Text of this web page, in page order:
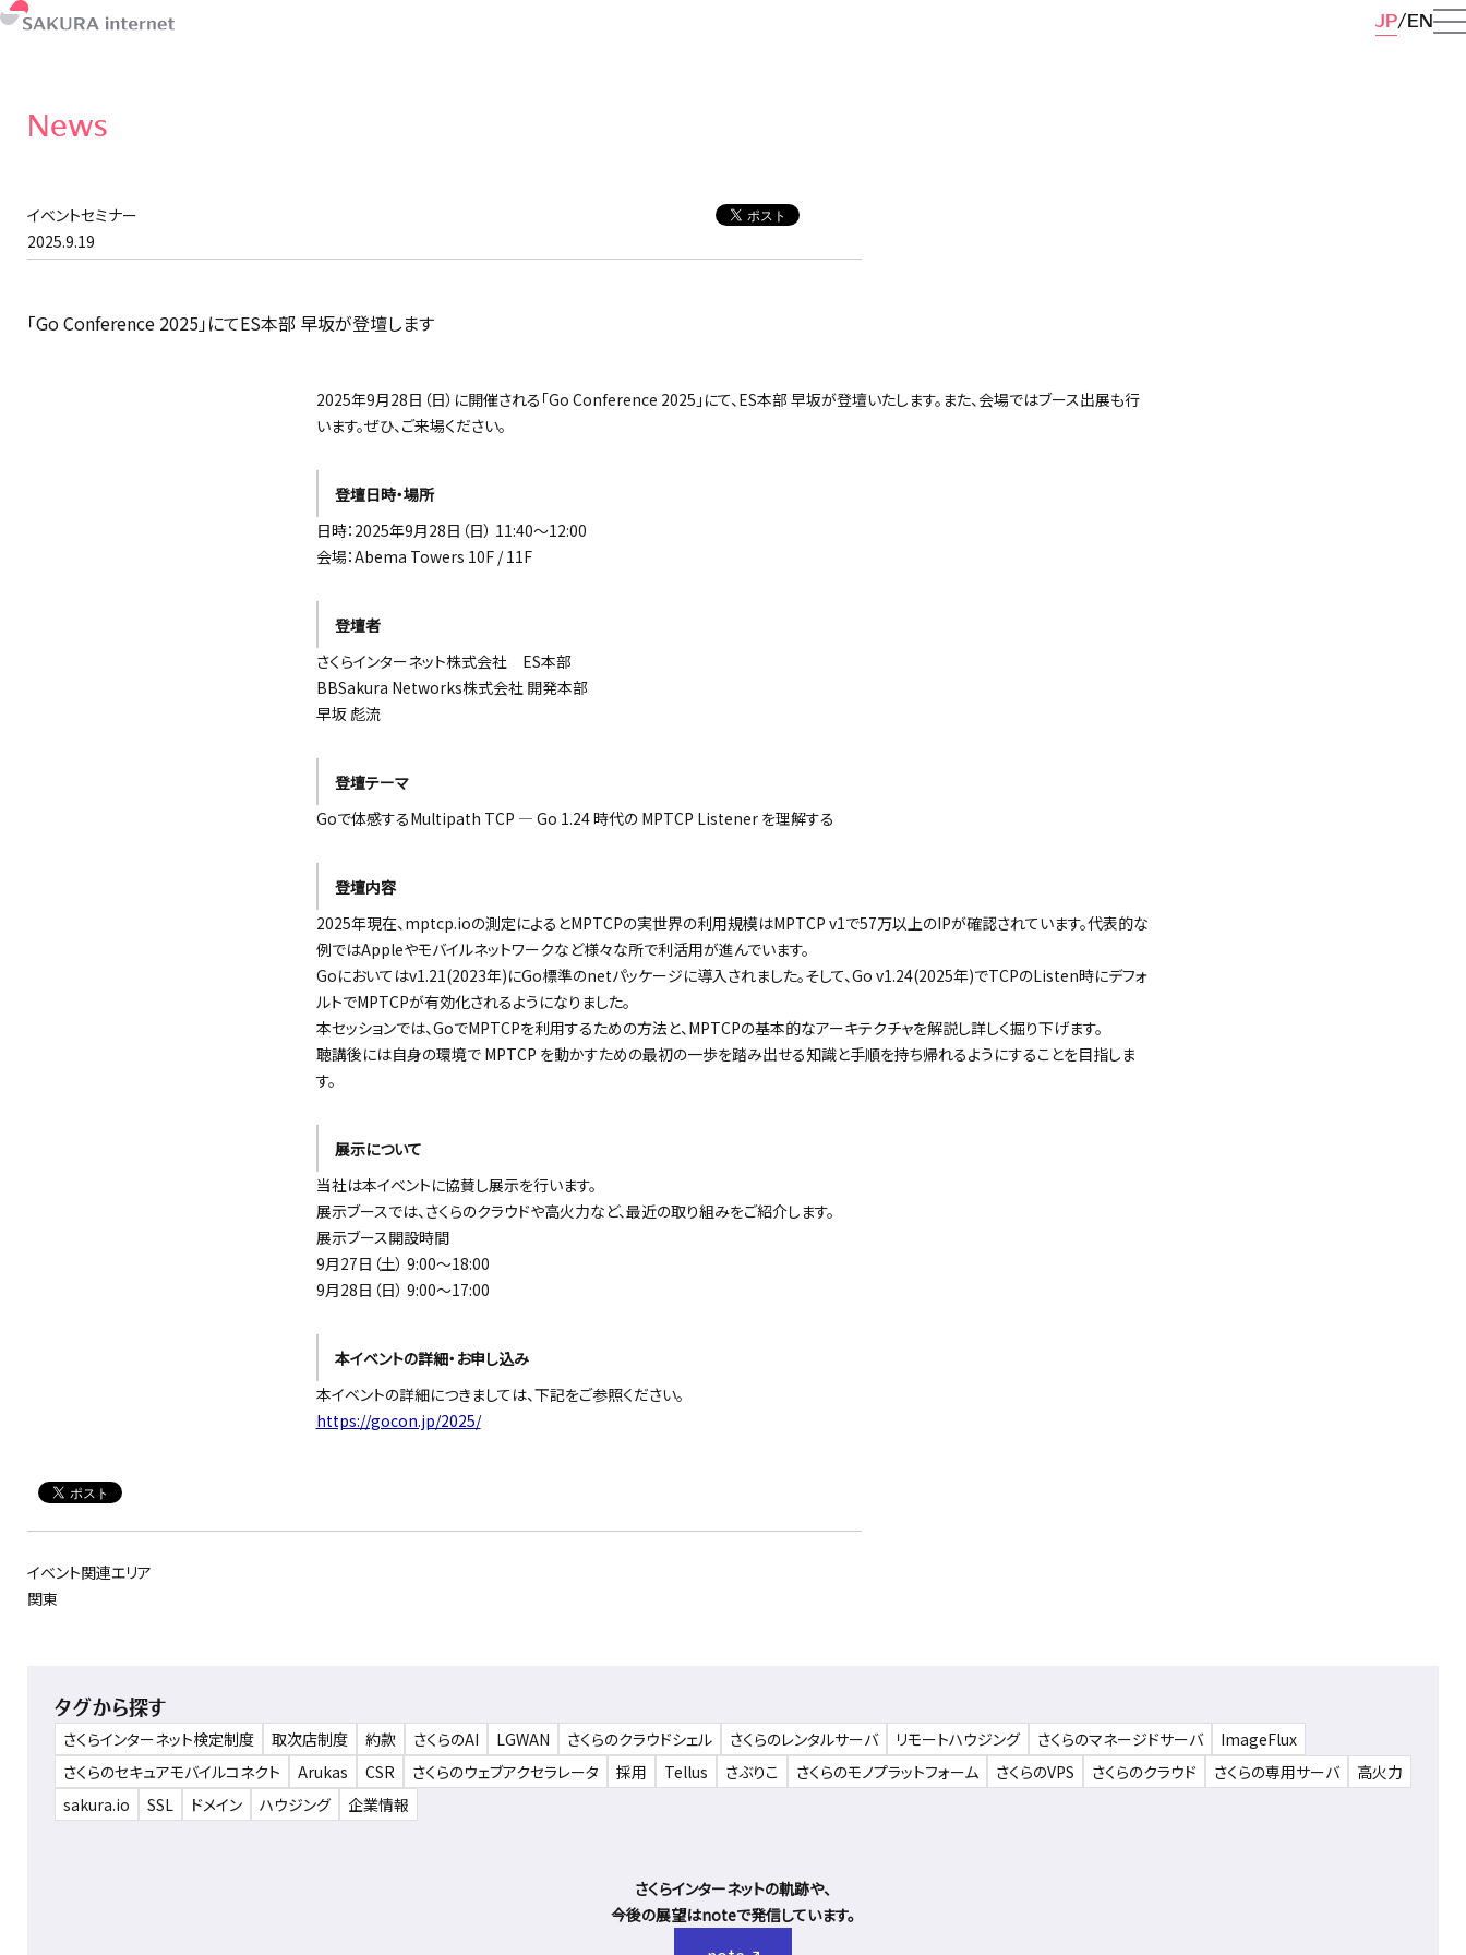
JP EN
News
イベントセミナー
2025.9.19
「Go Conference 2025」にてES本部 早坂が登壇します
2025年9月28日（日）に開催される「Go Conference 2025」にて、ES本部 早坂が登壇いたします。また、会場ではブース出展も行
います。ぜひ、ご来場ください。
登壇日時・場所
日時：2025年9月28日（日） 11:40～12:00
会場：Abema Towers 10F / 11F
登壇者
さくらインターネット株式会社 ES本部
BBSakura Networks株式会社 開発本部
早坂 彪流
登壇テーマ
Goで体感するMultipath TCP ― Go 1.24 時代の MPTCP Listener を理解する
登壇内容
2025年現在、mptcp.ioの測定によるとMPTCPの実世界の利用規模はMPTCP v1で57万以上のIPが確認されています。代表的な
例ではAppleやモバイルネットワークなど様々な所で利活用が進んでいます。
Goにおいてはv1.21(2023年)にGo標準のnetパッケージに導入されました。そして、Go v1.24(2025年)でTCPのListen時にデフォ
ルトでMPTCPが有効化されるようになりました。
本セッションでは、GoでMPTCPを利用するための方法と、MPTCPの基本的なアーキテクチャを解説し詳しく掘り下げます。
聴講後には自身の環境で MPTCP を動かすための最初の一歩を踏み出せる知識と手順を持ち帰れるようにすることを目指しま
す。
展示について
当社は本イベントに協賛し展示を行います。
展示ブースでは、さくらのクラウドや高火力など、最近の取り組みをご紹介します。
展示ブース開設時間
9月27日（土） 9:00～18:00
9月28日（日） 9:00～17:00
本イベントの詳細・お申し込み
本イベントの詳細につきましては、下記をご参照ください。
https://gocon.jp/2025/
イベント関連エリア
関東
タグから探す
さくらインターネット検定制度 取次店制度 約款 さくらのAI LGWAN さくらのクラウドシェル さくらのレンタルサーバ リモートハウジング さくらのマネージドサーバ
ImageFlux
さくらのセキュアモバイルコネクト
Arukas CSR さくらのウェブアクセラレータ 採用 Tellus さぶりこ さくらのモノプラットフォーム さくらのVPS さくらのクラウド さくらの専用サーバ
高火力
sakura.io
SSL ドメイン ハウジング 企業情報
さくらインターネットの軌跡や、
今後の展望はnoteで発信しています。